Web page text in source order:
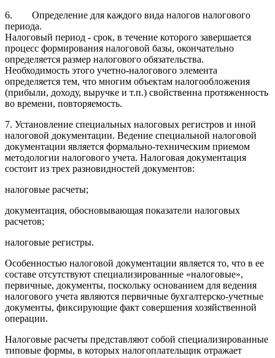
6. Определение для каждого вида налогов налогового
периода.
Налоговый период - срок, в течение которого завершается
процесс формирования налоговой базы, окончательно
определяется размер налогового обязательства.
Необходимость этого учетно-налогового элемента
определяется тем, что многим объектам налогообложения
(прибыли, доходу, выручке и т.п.) свойственна протяженность
во времени, повторяемость.
7. Установление специальных налоговых регистров и иной
налоговой документации. Ведение специальной налоговой
документации является формально-техническим приемом
методологии налогового учета. Налоговая документация
состоит из трех разновидностей документов:
налоговые расчеты;
документация, обосновывающая показатели налоговых
расчетов;
налоговые регистры.
Особенностью налоговой документации является то, что в ее
составе отсутствуют специализированные «налоговые»,
первичные, документы, поскольку основанием для ведения
налогового учета являются первичные бухгалтерско-учетные
документы, фиксирующие факт совершения хозяйственной
операции.
Налоговые расчеты представляют собой специализированные
типовые формы, в которых налогоплательщик отражает